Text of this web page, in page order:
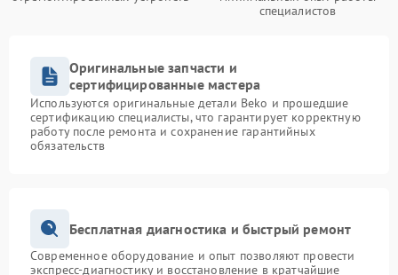
специалистов
Оригинальные запчасти и
сертифицированные мастера
Используются оригинальные детали Beko и прошедшие
сертификацию специалисты, что гарантирует корректную
работу после ремонта и сохранение гарантийных
обязательств
Бесплатная диагностика и быстрый ремонт
Современное оборудование и опыт позволяют провести
экспресс-диагностику и восстановление в кратчайшие